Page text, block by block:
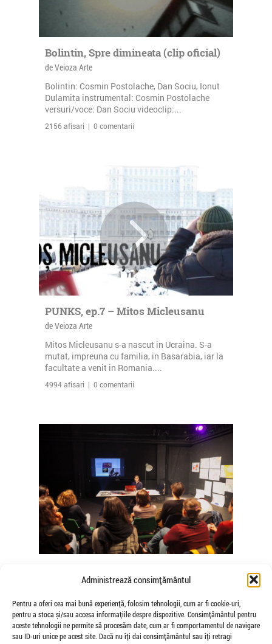
Administrează consimțământul
Pentru a oferi cea mai bună experiență, folosim tehnologii, cum ar fi cookie-uri,
pentru a stoca și/sau accesa informațiile despre dispozitive. Consimțământul pentru
aceste tehnologii ne permite să procesăm date, cum ar fi comportamentul de navigare
sau ID-uri unice pe acest site. Dacă nu îți dai consimțământul sau îți retragi
Bolintin, Spre dimineata (clip oficial)
de Veioza Arte
Bolintin: Cosmin Postolache, Dan Sociu, Ionut
Dulamita instrumental: Cosmin Postolache
versuri/voce: Dan Sociu videoclip:...
2156 afisari | 0 comentarii
PUNKS, ep.7 – Mitos Micleusanu
de Veioza Arte
Mitos Micleusanu s-a nascut in Ucraina. S-a
mutat, impreuna cu familia, in Basarabia, iar la
facultate a venit in Romania....
4994 afisari | 0 comentarii
Somatice susținute de coregrafele
Mădălina Dan și Valentina De Piante
Niculae
de Veioza Arte